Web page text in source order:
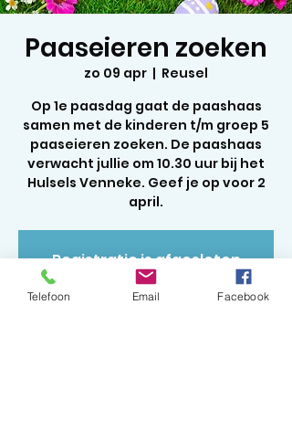
Paaseieren zoeken
zo 09 apr
  |
Reusel
Op 1e paasdag gaat de paashaas
samen met de kinderen t/m groep 5
paaseieren zoeken. De paashaas
verwacht jullie om 10.30 uur bij het
Hulsels Venneke. Geef je op voor 2
april.
Registratie is afgesloten
Andere evenementen
bekijken
Telefoon Email Facebook